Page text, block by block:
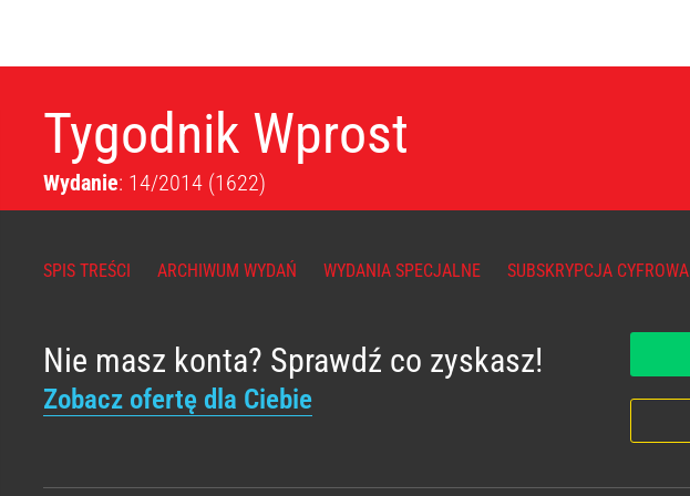
Tygodnik Wprost
Wydanie: 14/2014 (1622)
SPIS TREŚCI ARCHIWUM WYDAŃ WYDANIA SPECJALNE SUBSKRYPCJA CYFROWA
Nie masz konta? Sprawdź co zyskasz!
Zobacz ofertę dla Ciebie